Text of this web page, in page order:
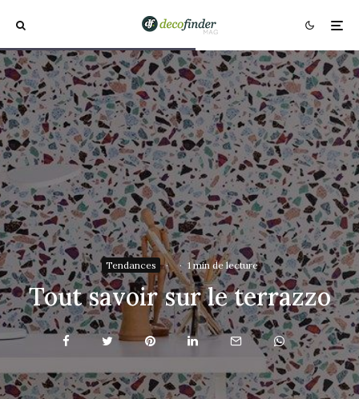
Tendances · · 1 min de lecture
Tout savoir sur le terrazzo